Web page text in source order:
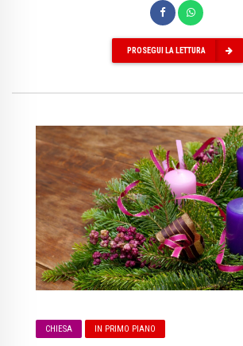
PROSEGUI LA LETTURA
CHIESA IN PRIMO PIANO